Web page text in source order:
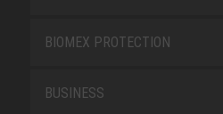
BIOMEX PROTECTION
BUSINESS